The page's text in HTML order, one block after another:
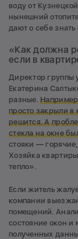
воду от
нынешний
дают о себе
«Как должна
если в
Директор группы
Екатерина
разные.
просто закрыли в
решится. А
стекла на окне
стояки —
Хозяйка
тепло».
Если житель
компании
помещений.
состояние окон
полученных